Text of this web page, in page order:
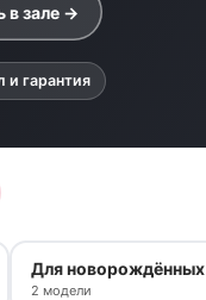
в зале →
и гарантия
Для новорождённых
2 модели